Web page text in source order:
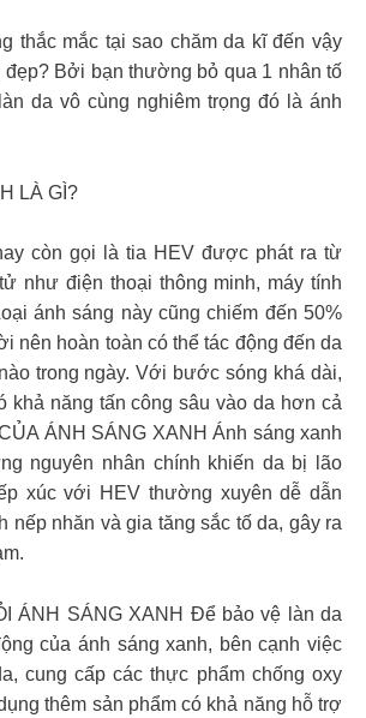
thắc mắc tại sao chăm da kĩ đến vậy
đẹp? Bởi bạn thường bỏ qua 1 nhân tố
da vô cùng nghiêm trọng đó là ánh
LÀ GÌ?
còn gọi là tia HEV được phát ra từ
như điện thoại thông minh, máy tính
ánh sáng này cũng chiếm đến 50%
nên hoàn toàn có thể tác động đến da
trong ngày. Với bước sóng khá dài,
khả năng tấn công sâu vào da hơn cả
ÁNH SÁNG XANH Ánh sáng xanh
nguyên nhân chính khiến da bị lão
xúc với HEV thường xuyên dễ dẫn
nếp nhăn và gia tăng sắc tố da, gây ra
ÁNH SÁNG XANH Để bảo vệ làn da
của ánh sáng xanh, bên cạnh việc
cung cấp các thực phẩm chống oxy
thêm sản phẩm có khả năng hỗ trợ